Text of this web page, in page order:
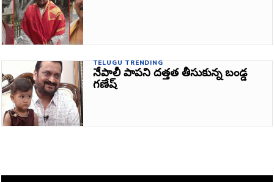
TELUGU TRENDING
నేపాలీ పాపని దత్తత తీసుకున్న బండ్డ
గణేష్‌